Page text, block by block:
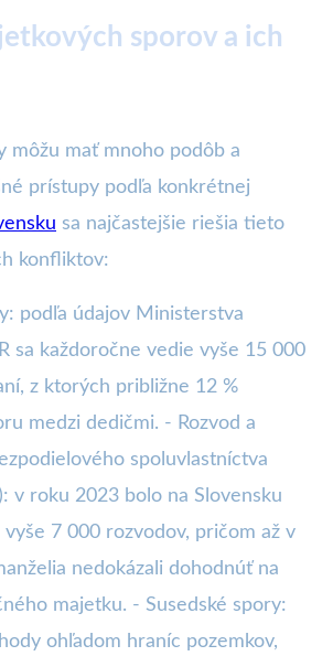
sporov a ich
môžu mať mnoho podôb a
prístupy podľa konkrétnej
sa najčastejšie riešia tieto
konfliktov:
podľa údajov Ministerstva
sa každoročne vedie vyše 15 000
z ktorých približne 12 %
medzi dedičmi. - Rozvod a
spoluvlastníctva
v roku 2023 bolo na Slovensku
vyše 7 000 rozvodov, pričom až v
nedokázali dohodnúť na
majetku. - Susedské spory:
ohľadom hraníc pozemkov,